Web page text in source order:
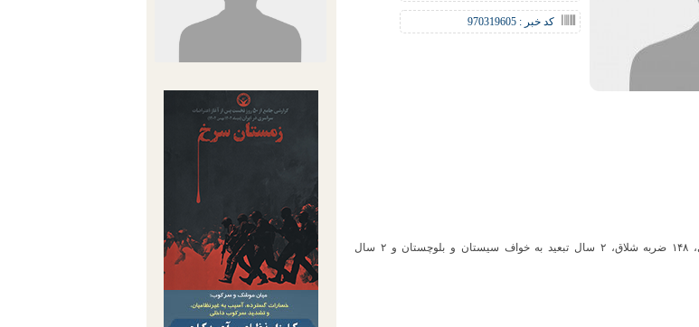
کد خبر : 970319605
۱۰.۵ سال حبس تعزیری، ۱۴۸ ضربه شلاق، ۲ سال تبعید به خواف سیستان و بلوچستان و ۲ سال